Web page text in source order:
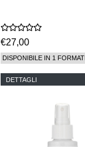
€27,00
DISPONIBILE IN 1 FORMATI
DETTAGLI